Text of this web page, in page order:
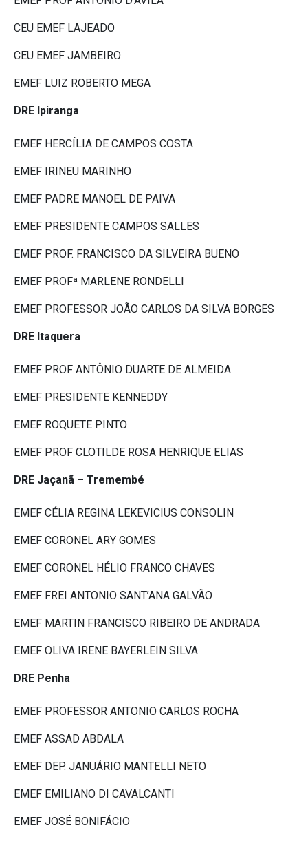
CEU EMEF LAJEADO
CEU EMEF JAMBEIRO
EMEF LUIZ ROBERTO MEGA
DRE Ipiranga
EMEF HERCÍLIA DE CAMPOS COSTA
EMEF IRINEU MARINHO
EMEF PADRE MANOEL DE PAIVA
EMEF PRESIDENTE CAMPOS SALLES
EMEF PROF. FRANCISCO DA SILVEIRA BUENO
EMEF PROFª MARLENE RONDELLI
EMEF PROFESSOR JOÃO CARLOS DA SILVA BORGES
DRE Itaquera
EMEF PROF ANTÔNIO DUARTE DE ALMEIDA
EMEF PRESIDENTE KENNEDDY
EMEF ROQUETE PINTO
EMEF PROF CLOTILDE ROSA HENRIQUE ELIAS
DRE Jaçanã – Tremembé
EMEF CÉLIA REGINA LEKEVICIUS CONSOLIN
EMEF CORONEL ARY GOMES
EMEF CORONEL HÉLIO FRANCO CHAVES
EMEF FREI ANTONIO SANT’ANA GALVÃO
EMEF MARTIN FRANCISCO RIBEIRO DE ANDRADA
EMEF OLIVA IRENE BAYERLEIN SILVA
DRE Penha
EMEF PROFESSOR ANTONIO CARLOS ROCHA
EMEF ASSAD ABDALA
EMEF DEP. JANUÁRIO MANTELLI NETO
EMEF EMILIANO DI CAVALCANTI
EMEF JOSÉ BONIFÁCIO